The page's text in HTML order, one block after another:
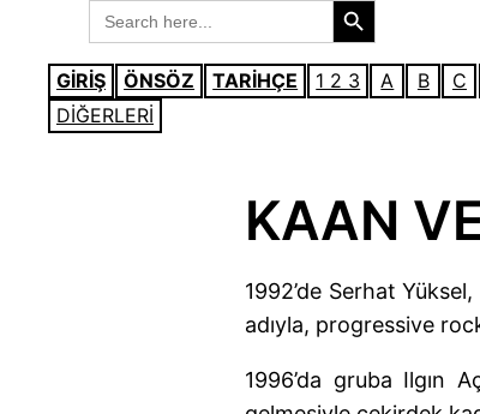
Search
for:
GİRİŞ ÖNSÖZ TARİHÇE 1 2 3 A B C
DİĞERLERİ
KAAN
1992’de Serhat
adıyla, progressive
1996’da gruba Ilgın